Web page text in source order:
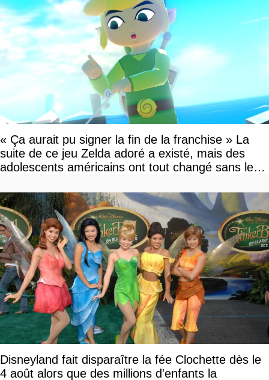
« Ça aurait pu signer la fin de la franchise » La
suite de ce jeu Zelda adoré a existé, mais des
adolescents américains ont tout changé sans le
Disneyland fait disparaître la fée Clochette dès le
4 août alors que des millions d'enfants la